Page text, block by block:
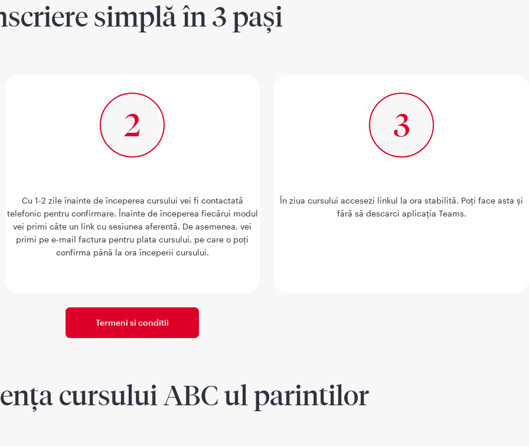
simplă în 3 pași
Cu 1-2 zile înainte de începerea cursului vei fi contactată
telefonic pentru confirmare. Înainte de începerea fiecărui modul
vei primi câte un link cu sesiunea aferentă. De asemenea, vei
primi pe e-mail factura pentru plata cursului, pe care o poți
confirma până la ora începerii cursului.
În ziua cursului accesezi linkul la ora stabilită. Poți face asta și
fără să descarci aplicația Teams.
Termeni si conditii
cursului ABC ul parintilor